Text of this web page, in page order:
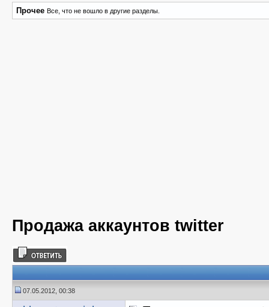
Прочее Все, что не вошло в другие разделы.
Продажа аккаунтов twitter
07.05.2012, 00:38